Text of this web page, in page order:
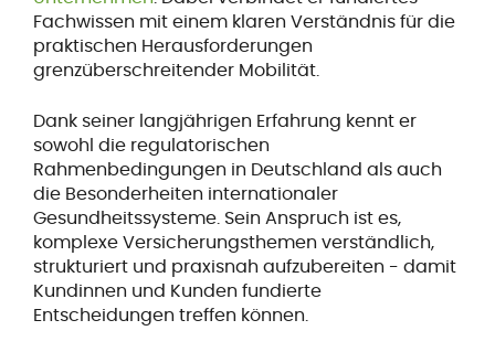
Fachwissen mit einem klaren Verständnis für die
praktischen Herausforderungen
grenzüberschreitender Mobilität.
Dank seiner langjährigen Erfahrung kennt er
sowohl die regulatorischen
Rahmenbedingungen in Deutschland als auch
die Besonderheiten internationaler
Gesundheitssysteme. Sein Anspruch ist es,
komplexe Versicherungsthemen verständlich,
strukturiert und praxisnah aufzubereiten - damit
Kundinnen und Kunden fundierte
Entscheidungen treffen können.